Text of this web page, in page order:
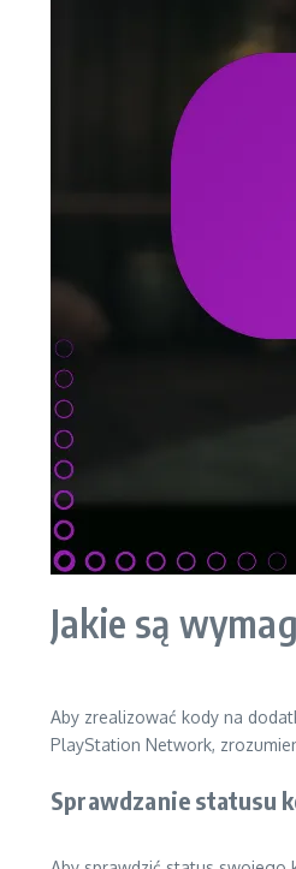
Jakie są
Aby zrealizować kody na
PlayStation Network,
Sprawdzanie statusu